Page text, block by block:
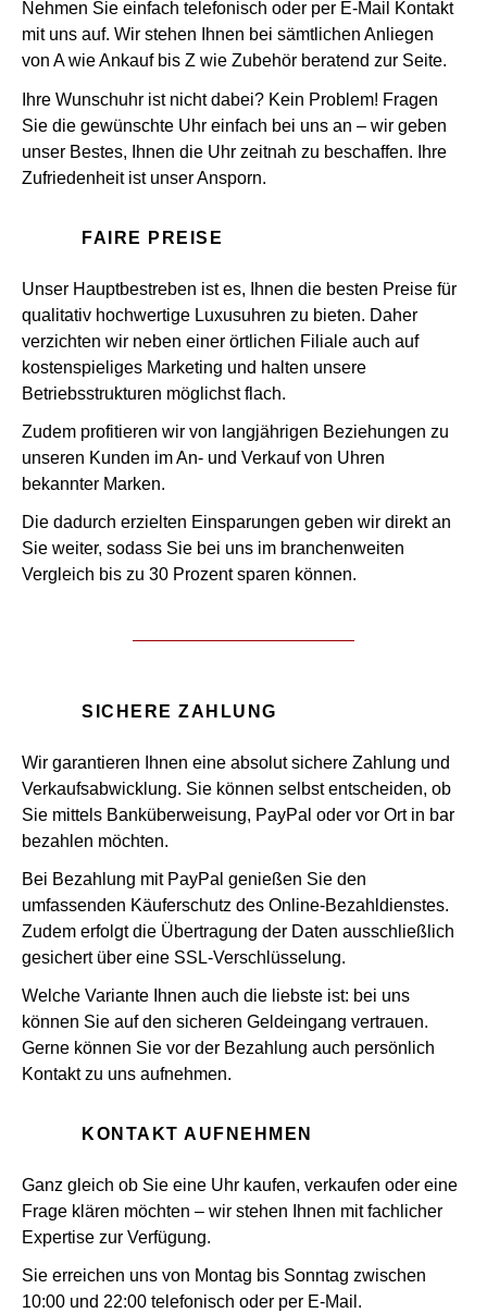
Nehmen Sie einfach telefonisch oder per E-Mail Kontakt
mit uns auf. Wir stehen Ihnen bei sämtlichen Anliegen
von A wie Ankauf bis Z wie Zubehör beratend zur Seite.
Ihre Wunschuhr ist nicht dabei? Kein Problem! Fragen
Sie die gewünschte Uhr einfach bei uns an – wir geben
unser Bestes, Ihnen die Uhr zeitnah zu beschaffen. Ihre
Zufriedenheit ist unser Ansporn.
FAIRE PREISE
Unser Hauptbestreben ist es, Ihnen die besten Preise für
qualitativ hochwertige Luxusuhren zu bieten. Daher
verzichten wir neben einer örtlichen Filiale auch auf
kostenspieliges Marketing und halten unsere
Betriebsstrukturen möglichst flach.
Zudem profitieren wir von langjährigen Beziehungen zu
unseren Kunden im An- und Verkauf von Uhren
bekannter Marken.
Die dadurch erzielten Einsparungen geben wir direkt an
Sie weiter, sodass Sie bei uns im branchenweiten
Vergleich bis zu 30 Prozent sparen können.
SICHERE ZAHLUNG
Wir garantieren Ihnen eine absolut sichere Zahlung und
Verkaufsabwicklung. Sie können selbst entscheiden, ob
Sie mittels Banküberweisung, PayPal oder vor Ort in bar
bezahlen möchten.
Bei Bezahlung mit PayPal genießen Sie den
umfassenden Käuferschutz des Online-Bezahldienstes.
Zudem erfolgt die Übertragung der Daten ausschließlich
gesichert über eine SSL-Verschlüsselung.
Welche Variante Ihnen auch die liebste ist: bei uns
können Sie auf den sicheren Geldeingang vertrauen.
Gerne können Sie vor der Bezahlung auch persönlich
Kontakt zu uns aufnehmen.
KONTAKT AUFNEHMEN
Ganz gleich ob Sie eine Uhr kaufen, verkaufen oder eine
Frage klären möchten – wir stehen Ihnen mit fachlicher
Expertise zur Verfügung.
Sie erreichen uns von Montag bis Sonntag zwischen
10:00 und 22:00 telefonisch oder per E-Mail.